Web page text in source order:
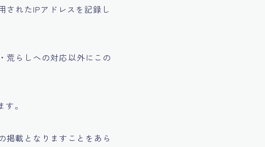
されたIPアドレスを記録し
荒らしへの対応以外にこの
。
掲載となりますことをあら